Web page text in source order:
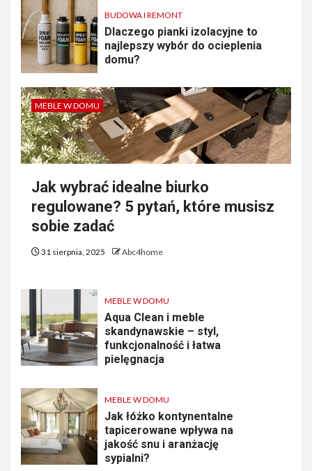
BUDOWA I REMONT
Dlaczego pianki izolacyjne to
najlepszy wybór do ocieplenia
domu?
MEBLE W DOMU
Jak wybrać idealne biurko
regulowane? 5 pytań, które musisz
sobie zadać
31 sierpnia, 2025 Abc4home
MEBLE W DOMU
Aqua Clean i meble
skandynawskie – styl,
funkcjonalność i łatwa
pielęgnacja
MEBLE W DOMU
Jak łóżko kontynentalne
tapicerowane wpływa na
jakość snu i aranżację
sypialni?